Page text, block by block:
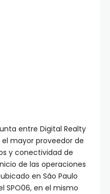
entre Digital Realty
mayor proveedor de
y conectividad de
de las operaciones
en São Paulo
SPO06, en el mismo